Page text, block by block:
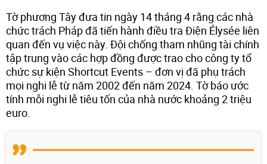
Tờ phương Tây đưa tin ngày 14 tháng 4 rằng các nhà
chức trách Pháp đã tiến hành điều tra Điện Élysée liên
quan đến vụ việc này. Đội chống tham nhũng tài chính
tập trung vào các hợp đồng được trao cho công ty tổ
chức sự kiện Shortcut Events – đơn vị đã phụ trách
mọi nghi lễ từ năm 2002 đến năm 2024. Tờ báo ước
tính mỗi nghi lễ tiêu tốn của nhà nước khoảng 2 triệu
euro.